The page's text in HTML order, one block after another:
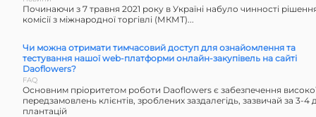
Починаючи з 7 травня 2021 року в Україні набуло чинності
комісії з міжнародної торгівлі (МКМТ)...
Чи можна отримати тимчасовий доступ для ознайомлення та
тестування нашої web-платформи онлайн-закупівель на сайті
Daoflowers?
FAQ
Основним пріоритетом роботи Daoflowers є забезпечення
передзамовлень клієнтів, зроблених заздалегідь, зазвичай за 3-4
плантацій